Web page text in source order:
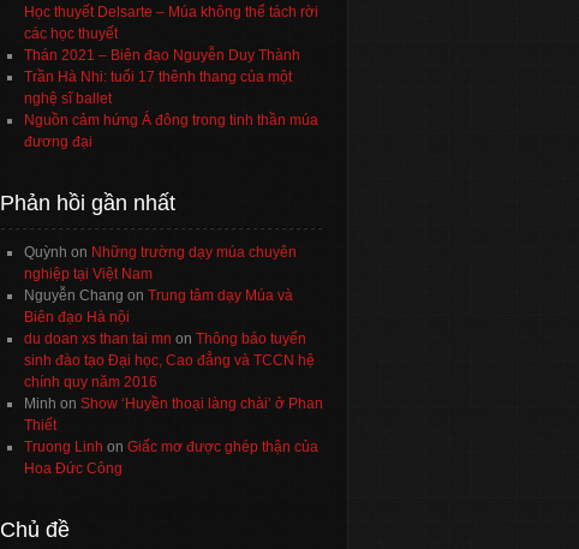
Học thuyết Delsarte – Múa không thể tách rời
các học thuyết
Thán 2021 – Biên đạo Nguyễn Duy Thành
Trần Hà Nhi: tuổi 17 thênh thang của một
nghệ sĩ ballet
Nguồn cảm hứng Á đông trong tinh thần múa
đương đại
Phản hồi gần nhất
Quỳnh on Những trường dạy múa chuyên
nghiệp tại Việt Nam
Nguyễn Chang on Trung tâm dạy Múa và
Biên đạo Hà nội
du doan xs than tai mn on Thông báo tuyển
sinh đào tạo Đại học, Cao đẳng và TCCN hệ
chính quy năm 2016
Minh on Show ‘Huyền thoại làng chài’ ở Phan
Thiết
Truong Linh on Giấc mơ được ghép thận của
Hoa Đức Công
Chủ đề